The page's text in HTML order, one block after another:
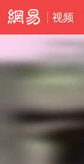
视频